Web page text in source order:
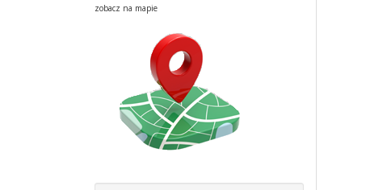
zobacz na mapie